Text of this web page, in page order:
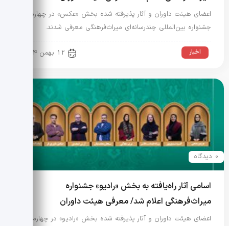
اعضای هیئت داوران و آثار پذیرفته شده بخش «عکس» در چهارمین
جشنواره بین‌المللی چندرسانه‌ای میراث‌فرهنگی معرفی شدند.
اخبار 12 بهمن 1404
0 دیدگاه
اسامی آثار راه‌یافته به بخش «رادیو» جشنواره
میراث‌فرهنگی اعلام شد/ معرفی هیئت داوران
اعضای هیئت داوران و آثار پذیرفته شده بخش «رادیو» در چهارمین